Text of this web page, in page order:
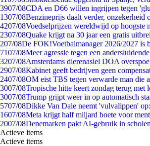
3907/08CDA en D66 willen ingrijpen tegen
1307/08Benzineprijs daalt verder,
4207/08Voedselprijzen wereldwijd op hoogste
2307/08Quake krijgt na 30 jaar een gratis
207/08De FOK!Voetbalmanager 2026/2027 is
7107/08Meer agressie tegen een
3207/08Amsterdams dierenasiel DOA
2907/08Kabinet geeft bedrijven geen
2407/08OM eist TBS tegen verwarde man die
3007/08Tropische hitte keert zondag terug met
3007/08Trump grijpt weer in op automatisch
5707/08Dikke Van Dale neemt 'vulvalippen'
1607/08Meta krijgt half miljard boete voor
2007/08Denemarken pakt AI-gebruik in
Actieve items
Actieve items